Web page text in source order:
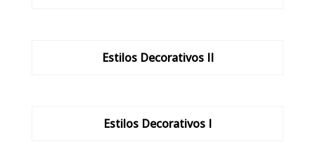
Estilos Decorativos II
Estilos Decorativos I